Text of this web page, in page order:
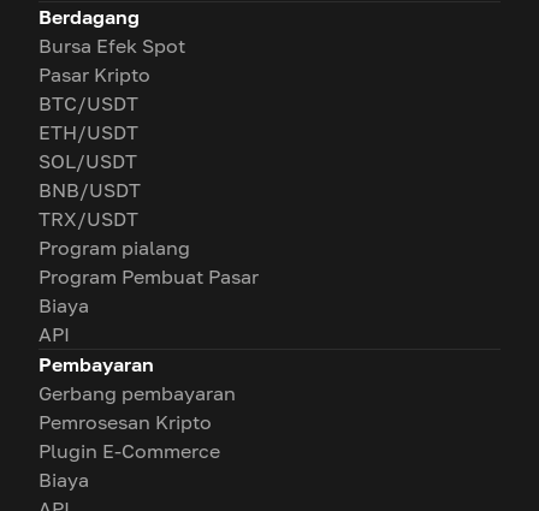
Berdagang
Bursa Efek Spot
Pasar Kripto
BTC/USDT
ETH/USDT
SOL/USDT
BNB/USDT
TRX/USDT
Program pialang
Program Pembuat Pasar
Biaya
API
Pembayaran
Gerbang pembayaran
Pemrosesan Kripto
Plugin E-Commerce
Biaya